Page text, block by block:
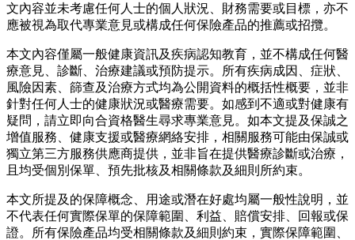
文內容並未考慮任何人士的個人狀況、財務需要或目標，亦不
應被視為取代專業意見或構成任何保險產品的推薦或招攬。
本文內容僅屬一般健康資訊及疾病認知教育，並不構成任何醫
療意見、診斷、治療建議或預防提示。所有疾病成因、症狀、
風險因素、篩查及治療方式均為公開資料的概括性概要，並非
針對任何人士的健康狀況或醫療需要。如感到不適或對健康有
疑問，請立即向合資格醫生尋求專業意見。如本文提及保誠之
增值服務、健康支援或醫療網絡安排，相關服務可能由保誠或
獨立第三方服務供應商提供，並非旨在提供醫療診斷或治療，
且均受個別保單、預先批核及相關條款及細則所約束。
本文所提及的保障概念、用途或潛在好處均屬一般性說明，並
不代表任何實際保單的保障範圍、利益、賠償安排、回報或保
證。所有保險產品均受相關條款及細則約束，實際保障範圍、